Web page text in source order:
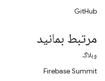
GitHub
مرتبط بمانید
وبلاگ
Firebase Summit